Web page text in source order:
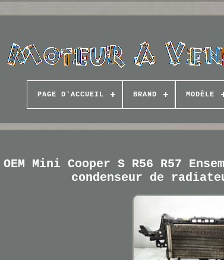
PAGE D'ACCUEIL BRAND MODÈLE
Mini Cooper S R56 R57
condenseur de